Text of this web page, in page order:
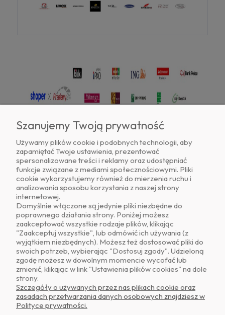
Znajdź nas na
O NAS
OBSŁUGA KLIENTA
POMOC
MOJE KONTO
Szanujemy Twoją prywatność
Używamy plików cookie i podobnych technologii, aby
zapamiętać Twoje ustawienia, prezentować
spersonalizowane treści i reklamy oraz udostępniać
funkcje związane z mediami społecznościowymi. Pliki
cookie wykorzystujemy również do mierzenia ruchu i
analizowania sposobu korzystania z naszej strony
internetowej.
Domyślnie włączone są jedynie pliki niezbędne do
poprawnego działania strony. Poniżej możesz
zaakceptować wszystkie rodzaje plików, klikając
"Zaakceptuj wszystkie", lub odmówić ich używania (z
wyjątkiem niezbędnych). Możesz też dostosować pliki do
swoich potrzeb, wybierając "Dostosuj zgody". Udzieloną
zgodę możesz w dowolnym momencie wycofać lub
zmienić, klikając w link "Ustawienia plików cookies" na dole
strony.
Szczegóły o używanych przez nas plikach cookie oraz
zasadach przetwarzania danych osobowych znajdziesz w
Polityce prywatności.